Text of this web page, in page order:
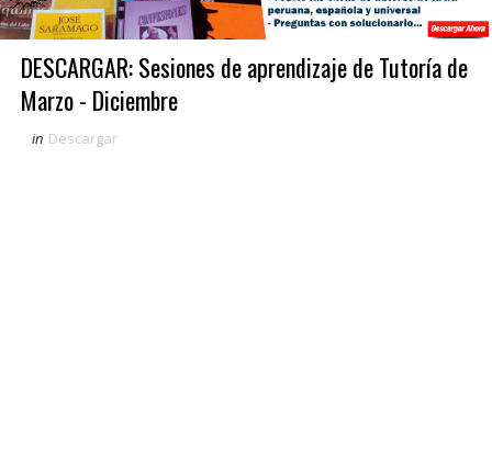
DESCARGAR: Sesiones de aprendizaje de Tutoría de
Marzo - Diciembre
in Descargar